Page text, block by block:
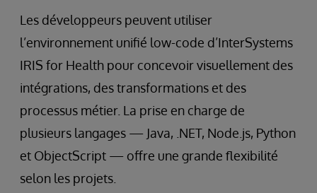
Les développeurs peuvent utiliser
l’environnement unifié low-code d’InterSystems
IRIS for Health pour concevoir visuellement des
intégrations, des transformations et des
processus métier. La prise en charge de
plusieurs langages — Java, .NET, Node.js, Python
et ObjectScript — offre une grande flexibilité
selon les projets.